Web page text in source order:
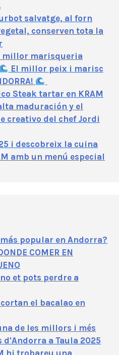
salvatge, al forn
conserven tota la
millor marisqueria
El millor peix i marisc
Steak tartar en KRAM
maduración y el
creativo del chef Jordi
i descobreix la cuina
amb un menú especial
popular en Andorra?
COMER EN
et pots perdre a
el bacalao en
de les millors i més
a Taula 2025